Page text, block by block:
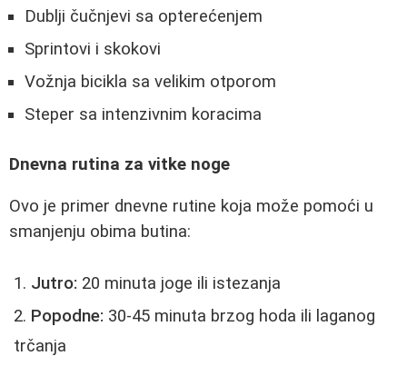
Dublji čučnjevi sa opterećenjem
Sprintovi i skokovi
Vožnja bicikla sa velikim otporom
Steper sa intenzivnim koracima
Dnevna rutina za vitke noge
Ovo je primer dnevne rutine koja može pomoći u
smanjenju obima butina:
Jutro: 20 minuta joge ili istezanja
Popodne: 30-45 minuta brzog hoda ili laganog
trčanja